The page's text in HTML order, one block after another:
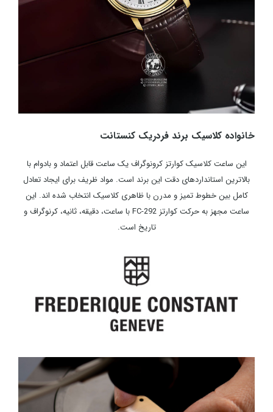
خانواده کلاسیک برند فردریک کنستانت
این ساعت کلاسیک کوارتز کرونوگراف یک ساعت قابل اعتماد و بادوام با
بالاترین استانداردهای دقت این برند است. مواد ظریف برای ایجاد تعادل
کامل بین خطوط تمیز و مدرن با ظاهری کلاسیک انتخاب شده اند. این
ساعت مجهز به حرکت کوارتز FC-292 با ساعت، دقیقه، ثانیه، کرنوگراف و
تاریخ است.